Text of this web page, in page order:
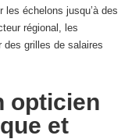
échelons jusqu’à des
régional, les
des grilles de salaires
opticien
et